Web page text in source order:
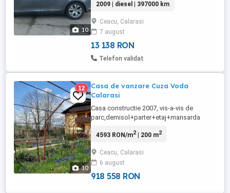
10
computer bord, 397000 Km in crestere,
suspensie reglabila pe inaltime Hydractive
3+ buton sport, geamuri oglinzi cu
protectie termica in tenta verde (ionizate),
asistenta panta rampa, lumini ambientale,
...
2009 | diesel | 397000 km
Ceacu, Calarasi
7 august
13 138 RON
Telefon validat
10
12
Casa de vanzare Cuza Voda
Calarasi
Casa constructie 2007, vis-a-vis de
parc,demisol+parter+etaj+mansarda
mansarda locuibila, put forat, statie filtrare
septica,aer conditionat.Incalzire centrala
pe lemne si electrica. Curtea are 1500 mp,
sistem automat de deschidere ...
4593 RON/m2| 200 m2
Ceacu, Calarasi
6 august
918 558 RON